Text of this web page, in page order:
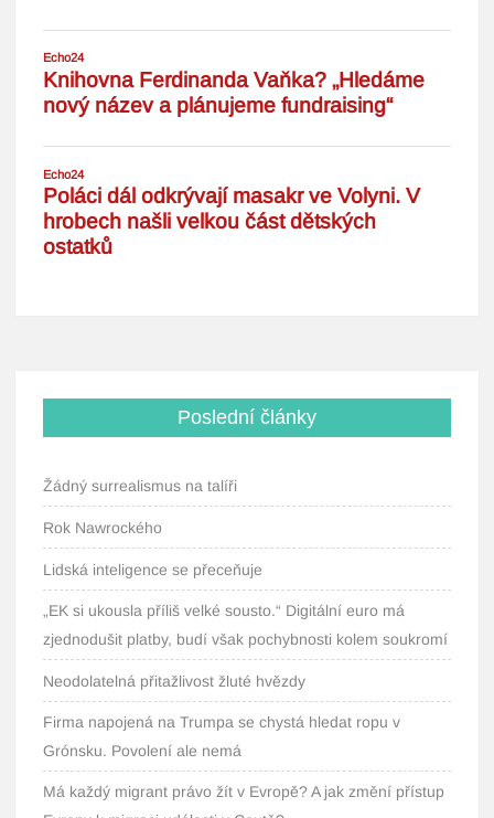
Poslední články
Žádný surrealismus na talíři
Rok Nawrockého
Lidská inteligence se přeceňuje
„EK si ukousla příliš velké sousto.“ Digitální euro má
zjednodušit platby, budí však pochybnosti kolem soukromí
Neodolatelná přitažlivost žluté hvězdy
Firma napojená na Trumpa se chystá hledat ropu v
Grónsku. Povolení ale nemá
Má každý migrant právo žít v Evropě? A jak změní přístup